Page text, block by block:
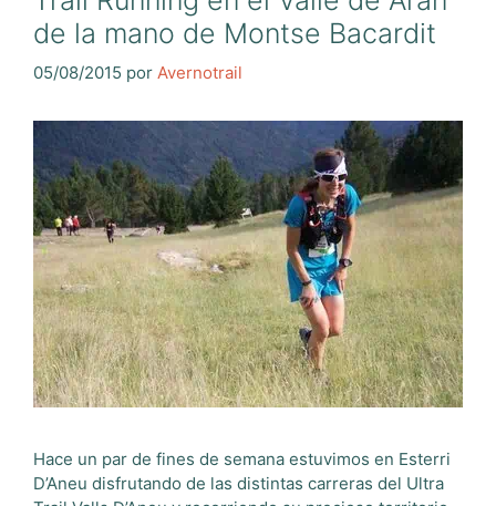
de la mano de Montse Bacardit
05/08/2015 por Avernotrail
Hace un par de fines de semana estuvimos en Esterri
D’Aneu disfrutando de las distintas carreras del Ultra